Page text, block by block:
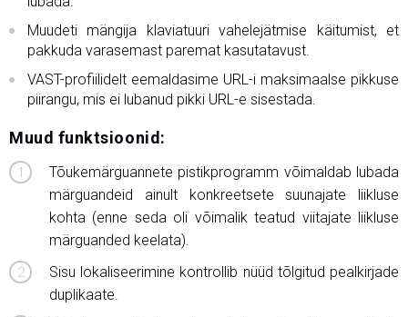
Muudeti mängija klaviatuuri vahelejätmise käitumist, et
pakkuda varasemast paremat kasutatavust.
VAST-profiilidelt eemaldasime URL-i maksimaalse pikkuse
piirangu, mis ei lubanud pikki URL-e sisestada.
Muud funktsioonid:
Tõukemärguannete pistikprogramm võimaldab lubada
märguandeid ainult konkreetsete suunajate liikluse
kohta (enne seda oli võimalik teatud viitajate liikluse
märguanded keelata).
Sisu lokaliseerimine kontrollib nüüd tõlgitud pealkirjade
duplikaate.